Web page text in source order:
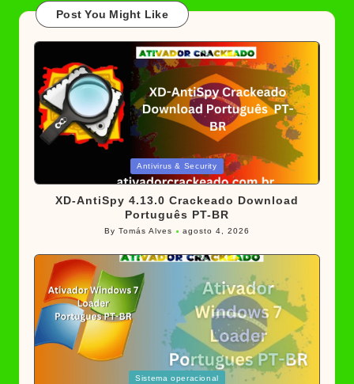
Post You Might Like
in
Antivirus & Security
XD-AntiSpy 4.13.0 Crackeado Download
Português PT-BR
Posted
ByTomás Alves agosto 4, 2026
Sistema operacional